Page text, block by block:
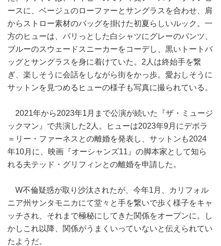
ースに、ベージュのローファーとサングラスを合わせ、肩
からストロー素材のバッグを掛けた初夏らしいルック。一
方のヒューは、パリっとした白シャツにグレーのパンツ、
ブルーのスウェードスニーカーをコーデし、黒いトートバ
ッグとサングラスを身に着けていた。2人は終始手を繋
ぎ、楽しそうに会話をしながら街をかっ歩。愛おしそうに
サットンを見つめるヒューの様子も写真に撮られている。
2021年から2023年1月まで公演が続いた『ザ・ミュージ
ックマン』で共演した2人。ヒューは2023年9月にデボラ
＝リー・ファーネスとの離婚を発表し、サットンも2024
年10月に、映画『オーシャンズ11』の脚本家として知ら
れる夫テッド・グリフィンとの離婚を申請した。
W不倫疑惑が取り沙汰されたが、今年1月、カリフォル
ニア州サンタモニカにて堂々と手を繋いで歩く様子をキャ
ッチされ、それまで極秘にしてきた関係をオープンに。し
かしこれ以降、関係がうまくいっていないと伝えられてい
たようだ。